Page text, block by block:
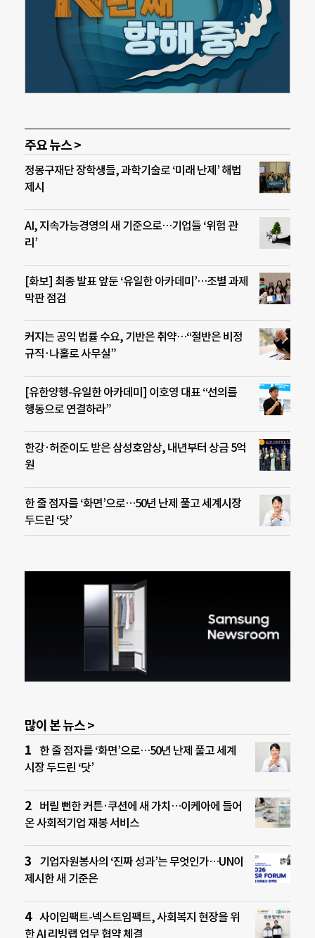
주요 뉴스 >
정몽구재단 장학생들, 과학기술로 ‘미래 난제’ 해법
제시
AI, 지속가능경영의 새 기준으로…기업들 ‘위험 관
리’
[화보] 최종 발표 앞둔 ‘유일한 아카데미’…조별 과제
막판 점검
커지는 공익 법률 수요, 기반은 취약…“절반은 비정
규직·나홀로 사무실”
[유한양행-유일한 아카데미] 이호영 대표 “선의를
행동으로 연결하라”
한강·허준이도 받은 삼성호암상, 내년부터 상금 5억
원
한 줄 점자를 ‘화면’으로…50년 난제 풀고 세계시장
두드린 ‘닷’
많이 본 뉴스 >
한 줄 점자를 ‘화면’으로…50년 난제 풀고 세계
시장 두드린 ‘닷’
버릴 뻔한 커튼·쿠션에 새 가치…이케아에 들어
온 사회적기업 재봉 서비스
기업자원봉사의 ‘진짜 성과’는 무엇인가…UN이
제시한 새 기준은
사이임팩트-넥스트임팩트, 사회복지 현장을 위
한 AI 리빙랩 업무 협약 체결